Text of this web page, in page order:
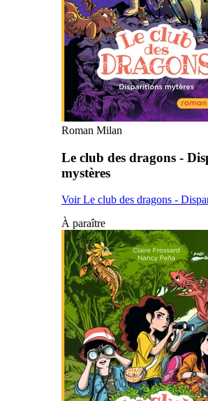
Roman Milan
Le club des dragons -
mystères
Voir Le club des dragons -
À paraître